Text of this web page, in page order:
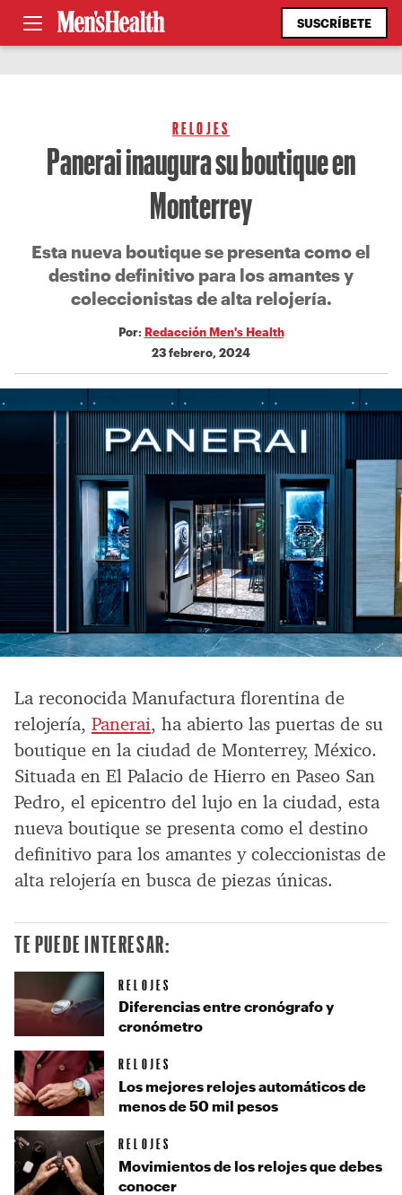
SUSCRÍBETE
RELOJES
Panerai inaugura su boutique en
Monterrey
Esta nueva boutique se presenta como el
destino definitivo para los amantes y
coleccionistas de alta relojería.
Por: Redacción Men's Health
23 febrero, 2024
La reconocida Manufactura florentina de
relojería, Panerai, ha abierto las puertas de su
boutique en la ciudad de Monterrey, México.
Situada en El Palacio de Hierro en Paseo San
Pedro, el epicentro del lujo en la ciudad, esta
nueva boutique se presenta como el destino
definitivo para los amantes y coleccionistas de
alta relojería en busca de piezas únicas.
TE PUEDE INTERESAR:
RELOJES
Diferencias entre cronógrafo y
cronómetro
RELOJES
Los mejores relojes automáticos de
menos de 50 mil pesos
RELOJES
Movimientos de los relojes que debes
conocer